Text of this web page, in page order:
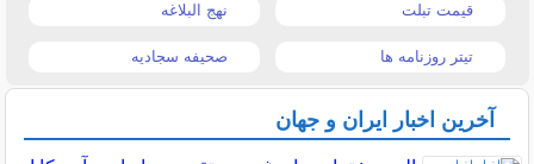
قیمت تبلت نهج البلاغه
تیتر روزنامه ها صحیفه سجادیه
آخرین اخبار ایران و جهان